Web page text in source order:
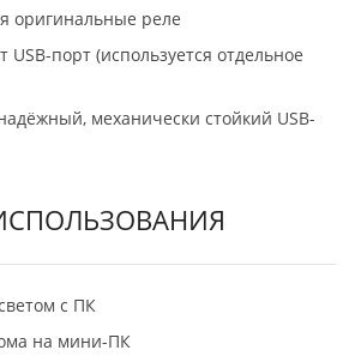
оригинальные реле
USB-порт (используется отдельное
механически стойкий USB-
с ПК
на мини-ПК